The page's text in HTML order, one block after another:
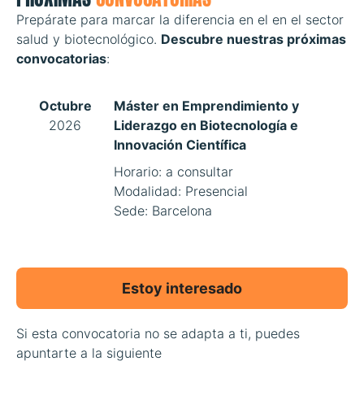
Prepárate para marcar la diferencia en el en el sector
salud y biotecnológico. Descubre nuestras próximas
convocatorias:
Octubre
2026
Máster en Emprendimiento y
Liderazgo en Biotecnología e
Innovación Científica
Horario: a consultar
Modalidad: Presencial
Sede: Barcelona
Estoy interesado
Si esta convocatoria no se adapta a ti, puedes
apuntarte a la siguiente